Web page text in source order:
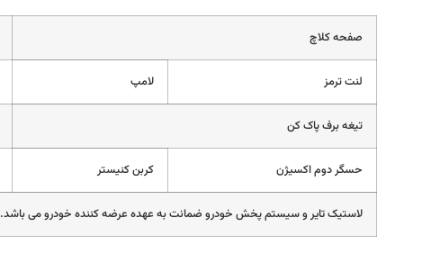
صفحه کلاچ
لنت ترمز لامپ
تیغه برف پاک کن
حسگر دوم اکسیژن کربن کنیستر
لاستیک تایر و سیستم پخش خودرو ضمانت به عهده عرضه کننده خودرو می باشد.